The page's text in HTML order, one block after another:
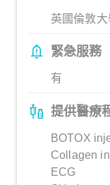
英國倫敦
緊急服務
有
提供醫療
BOTOX
Collagen
ECG